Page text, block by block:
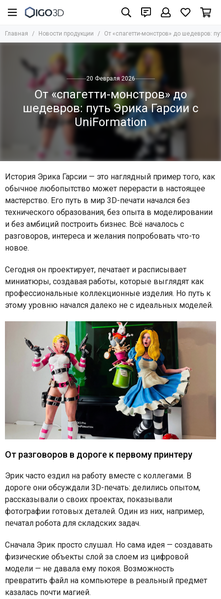
Главная Новости продукции От «спагетти-монстров» до шедевров:
20 Февраля 2026
От «спагетти-монстров» до
шедевров: путь Эрика Гарсии с
UniFormation
История Эрика Гарсии — это наглядный пример того, как
обычное любопытство может перерасти в настоящее
мастерство. Его путь в мир 3D-печати начался без
технического образования, без опыта в моделировании
и без амбиций построить бизнес. Всё началось с
разговоров, интереса и желания попробовать что-то
новое.
Сегодня он проектирует, печатает и расписывает
миниатюры, создавая работы, которые выглядят как
профессиональные коллекционные изделия. Но путь к
этому уровню начался далеко не с идеальных моделей.
От разговоров в дороге к первому принтеру
Эрик часто ездил на работу вместе с коллегами. В
дороге они обсуждали 3D-печать: делились опытом,
рассказывали о своих проектах, показывали
фотографии готовых деталей. Один из них, например,
печатал робота для складских задач.
Сначала Эрик просто слушал. Но сама идея — создавать
физические объекты слой за слоем из цифровой
модели — не давала ему покоя. Возможность
превратить файл на компьютере в реальный предмет
казалась почти магией.